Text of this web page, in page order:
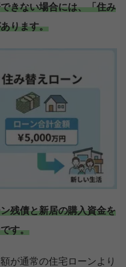
きない場合には、「住み
ります。
残債と新居の購入資金を
す。
が通常の住宅ローンより